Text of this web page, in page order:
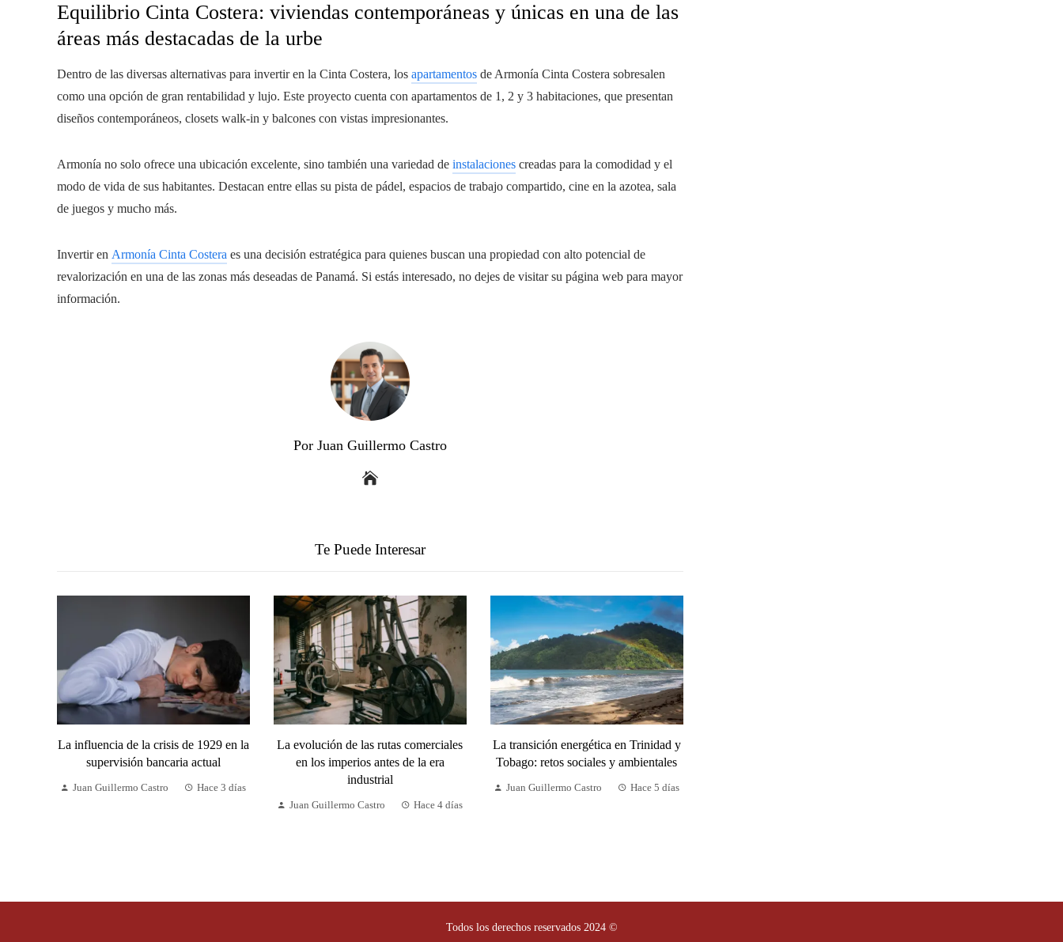
Equilibrio Cinta Costera: viviendas contemporáneas y únicas en una de las
áreas más destacadas de la urbe
Dentro de las diversas alternativas para invertir en la Cinta Costera, los apartamentos de Armonía Cinta Costera sobresalen
como una opción de gran rentabilidad y lujo. Este proyecto cuenta con apartamentos de 1, 2 y 3 habitaciones, que presentan
diseños contemporáneos, closets walk-in y balcones con vistas impresionantes.
Armonía no solo ofrece una ubicación excelente, sino también una variedad de instalaciones creadas para la comodidad y el
modo de vida de sus habitantes. Destacan entre ellas su pista de pádel, espacios de trabajo compartido, cine en la azotea, sala
de juegos y mucho más.
Invertir en Armonía Cinta Costera es una decisión estratégica para quienes buscan una propiedad con alto potencial de
revalorización en una de las zonas más deseadas de Panamá. Si estás interesado, no dejes de visitar su página web para mayor
información.
Por Juan Guillermo Castro
Te Puede Interesar
La influencia de la crisis de 1929 en la
supervisión bancaria actual
Juan Guillermo Castro Hace 3 días
La evolución de las rutas comerciales
en los imperios antes de la era
industrial
Juan Guillermo Castro Hace 4 días
La transición energética en Trinidad y
Tobago: retos sociales y ambientales
Juan Guillermo Castro Hace 5 días
Todos los derechos reservados 2024 ©